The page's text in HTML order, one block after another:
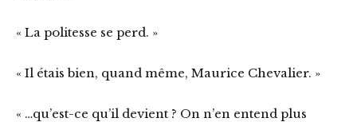
« La politesse se perd. »
« Il étais bien, quand même, Maurice Chevalier. »
« …qu’est-ce qu’il devient ? On n’en entend plus